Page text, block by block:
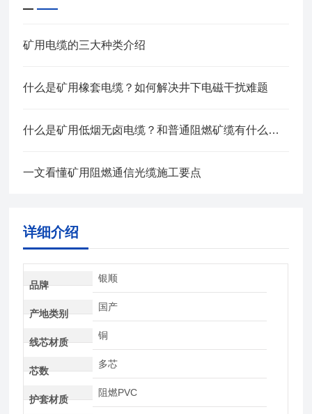
矿用电缆的三大种类介绍
什么是矿用橡套电缆？如何解决井下电磁干扰难题
什么是矿用低烟无卤电缆？和普通阻燃矿缆有什么区别？
一文看懂矿用阻燃通信光缆施工要点
详细介绍
品牌
银顺
产地类别
国产
线芯材质
铜
芯数
多芯
护套材质
阻燃PVC